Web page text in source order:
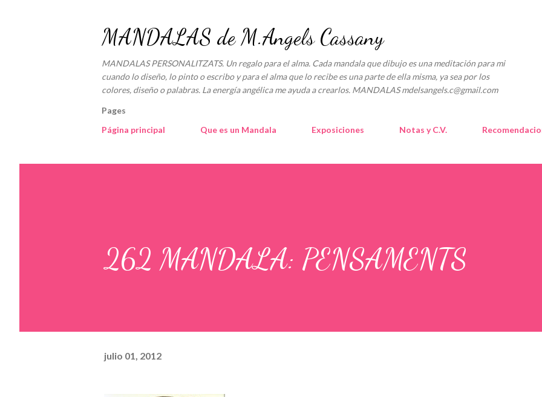
MANDALAS de M.Angels Cassany
MANDALAS PERSONALITZATS. Un regalo para el alma. Cada mandala que dibujo es una meditación para mi
cuando lo diseño, lo pinto o escribo y para el alma que lo recibe es una parte de ella misma, ya sea por los
colores, diseño o palabras. La energía angélica me ayuda a crearlos. MANDALAS mdelsangels.c@gmail.com
Pages
Página principal
Que es un Mandala Exposiciones Notas y C.V.
262 MANDALA: PENSAMENTS
julio 01, 2012